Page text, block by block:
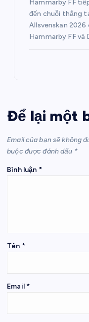
Hammarby FF
đến chuỗi thắng
Allsvenskan 2026
Hammarby FF
Để lại một
Email của bạn sẽ không
buộc được đánh dấu *
Bình luận *
Tên *
Email *